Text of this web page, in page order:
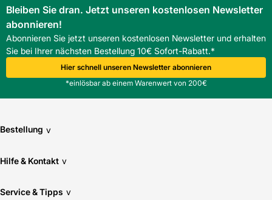
Bleiben Sie dran. Jetzt unseren kostenlosen Newsletter
abonnieren!
Abonnieren Sie jetzt unseren kostenlosen Newsletter und erhalten
Sie bei Ihrer nächsten Bestellung 10€ Sofort-Rabatt.*
Hier schnell unseren Newsletter abonnieren
*einlösbar ab einem Warenwert von 200€
Bestellung v
Hilfe & Kontakt v
Service & Tipps v